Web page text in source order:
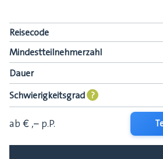
Reisecode
Mindestteilnehmerzahl
Dauer
Schwierigkeitsgrad ?
ab € ,– p.P.